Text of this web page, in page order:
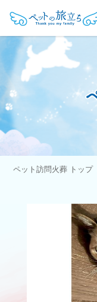
ペット訪問火葬 トップ